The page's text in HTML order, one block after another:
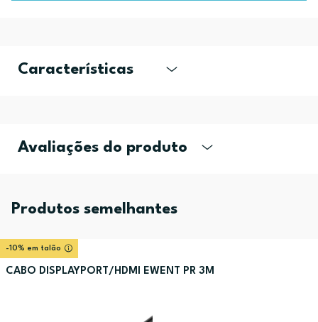
Características
Avaliações do produto
Produtos semelhantes
-10% em talão
CABO DISPLAYPORT/HDMI EWENT PR 3M